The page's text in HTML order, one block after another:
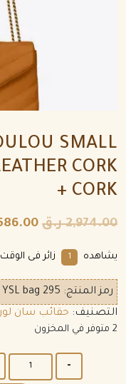
SMALL
CORK
+ CORK
2,974.00 ر.ق
يشاهده 1 زائر فى
رمز المنتج: YSL bag 295
التصنيف: حقائب سان
2 متوفر في المخزون